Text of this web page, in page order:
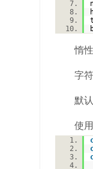
惰性
字符
默认情
使用 ?